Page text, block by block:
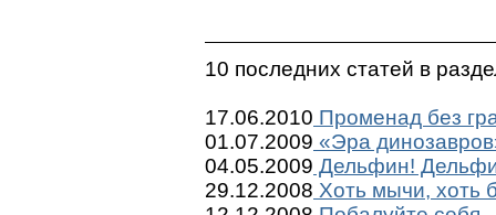
10 последних статей в
17.06.2010 Променад без
01.07.2009 «Эра
04.05.2009 Дельфин!
29.12.2008 Хоть мычи, хоть